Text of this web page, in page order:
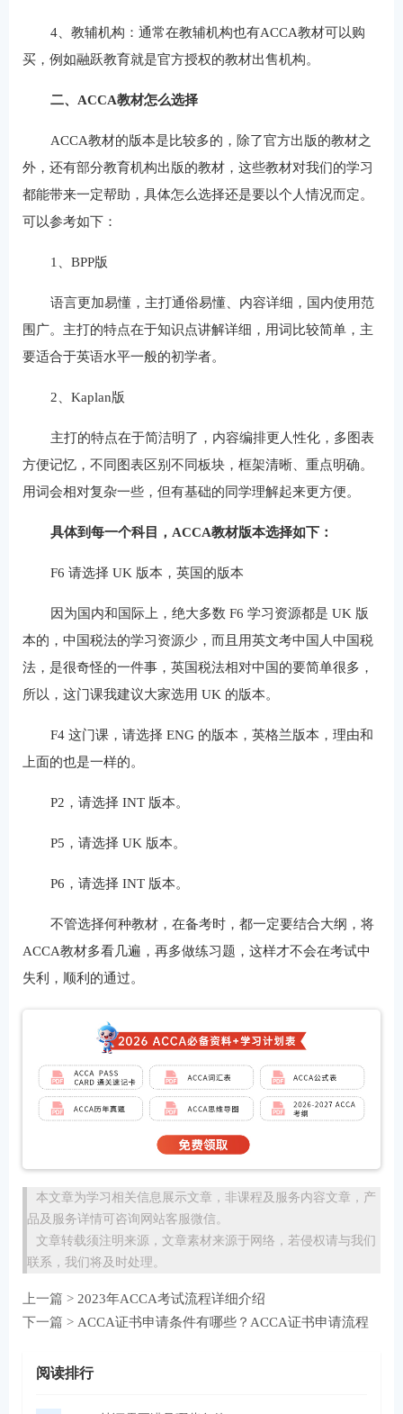
4、教辅机构：通常在教辅机构也有ACCA教材可以购
买，例如融跃教育就是官方授权的教材出售机构。
二、ACCA教材怎么选择
ACCA教材的版本是比较多的，除了官方出版的教材之
外，还有部分教育机构出版的教材，这些教材对我们的学习
都能带来一定帮助，具体怎么选择还是要以个人情况而定。
可以参考如下：
1、BPP版
语言更加易懂，主打通俗易懂、内容详细，国内使用范
围广。主打的特点在于知识点讲解详细，用词比较简单，主
要适合于英语水平一般的初学者。
2、Kaplan版
主打的特点在于简洁明了，内容编排更人性化，多图表
方便记忆，不同图表区别不同板块，框架清晰、重点明确。
用词会相对复杂一些，但有基础的同学理解起来更方便。
具体到每一个科目，ACCA教材版本选择如下：
F6 请选择 UK 版本，英国的版本
因为国内和国际上，绝大多数 F6 学习资源都是 UK 版
本的，中国税法的学习资源少，而且用英文考中国人中国税
法，是很奇怪的一件事，英国税法相对中国的要简单很多，
所以，这门课我建议大家选用 UK 的版本。
F4 这门课，请选择 ENG 的版本，英格兰版本，理由和
上面的也是一样的。
P2，请选择 INT 版本。
P5，请选择 UK 版本。
P6，请选择 INT 版本。
不管选择何种教材，在备考时，都一定要结合大纲，将
ACCA教材多看几遍，再多做练习题，这样才不会在考试中
失利，顺利的通过。
本文章为学习相关信息展示文章，非课程及服务内容文章，产
品及服务详情可咨询网站客服微信。
文章转载须注明来源，文章素材来源于网络，若侵权请与我们
联系，我们将及时处理。
上一篇 > 2023年ACCA考试流程详细介绍
下一篇 > ACCA证书申请条件有哪些？ACCA证书申请流程
阅读排行